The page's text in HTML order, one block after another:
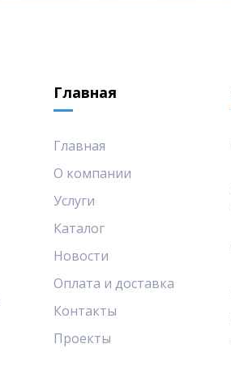
Главная
Главная
О компании
Услуги
Каталог
Новости
Оплата и доставка
Контакты
Проекты